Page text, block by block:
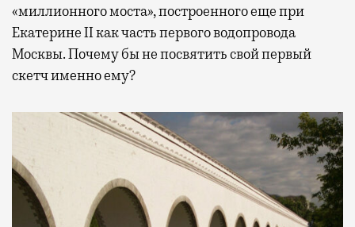
«миллионного моста», построенного еще при
Екатерине II как часть первого водопровода
Москвы. Почему бы не посвятить свой первый
скетч именно ему?